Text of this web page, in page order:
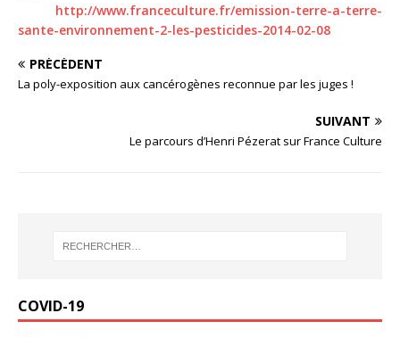
http://www.franceculture.fr/emission-terre-a-terre-
sante-environnement-2-les-pesticides-2014-02-08
PRÉCÉDENT
La poly-exposition aux cancérogènes reconnue par les juges !
SUIVANT
Le parcours d’Henri Pézerat sur France Culture
COVID-19